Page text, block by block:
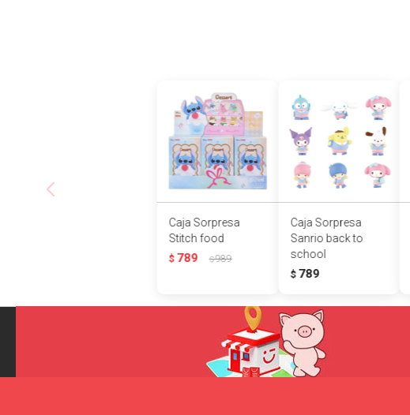
Caja Sorpresa
Stitch food
$ 789 $989
Caja Sorpresa
Sanrio back to
school
$ 789